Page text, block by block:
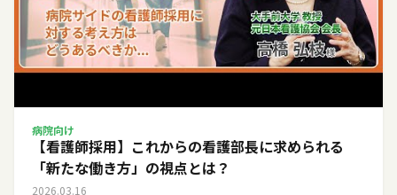
病院向け
【看護師採用】これからの看護部長に求められる
「新たな働き方」の視点とは？
2026.03.16